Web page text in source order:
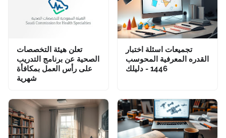
تعلن هيئة التخصصات
الصحية عن برنامج التدريب
على رأس العمل بمكافأة
شهرية
تجميعات اسئلة اختبار
القدره المعرفية المحوسب
1446 - دليلك